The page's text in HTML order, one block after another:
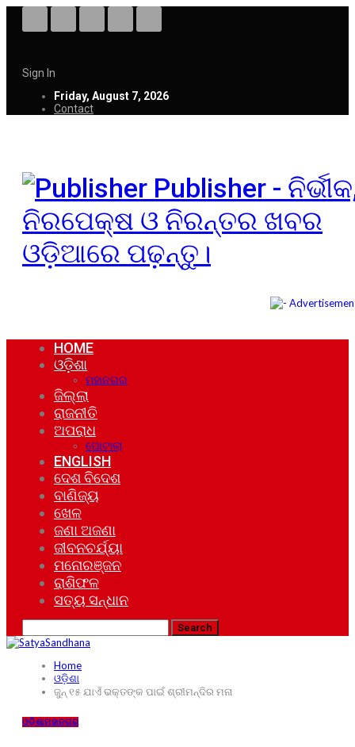
Sign In
Friday, August 7, 2026
Contact
Publisher -
ନିରପେକ୍ଷ ଓ ନିରନ୍ତର ଖବର
ଓଡ଼ିଆରେ ପଢ଼ନ୍ତୁ।
HOME
ଓଡ଼ିଶା
ମହାନଗର
ଜିଲ୍ଲା
ରାଜନୀତି
ଅପରାଧ
ଘୋଟାଲା
ENGLISH
ଦେଶ ବିଦେଶ
ବାଣିଜ୍ୟ
ଖେଳ
ଜଣା ଅଜଣା
ଜୀବନଚର୍ଯ୍ୟା
ମନୋରଞ୍ଜନ
ରାଶିଫଳ
ସତ୍ୟ ସନ୍ଧାନ
Home
ଓଡ଼ିଶା
ଜୁନ୍ ୧୫ ଯାଏଁ ଭକ୍ତଙ୍କ ପାଇଁ ଶ୍ରୀମନ୍ଦିର ମନା
ଓଡ଼ିଶାମହାନଗର